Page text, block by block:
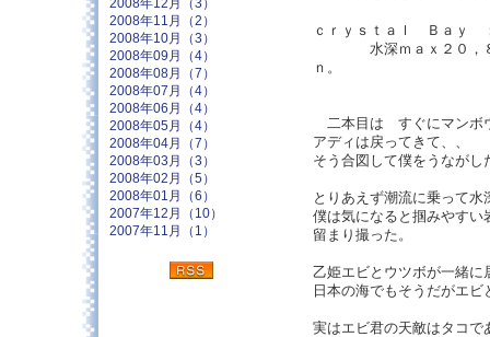
ｃｒｙｓｔａｌ Ｂａｙ
水深ｍａｘ２０，８ｍ
ｎ。
二本目は すぐにマンボ
アディは戻ってきて、、
そう合図して僕をうながし
とりあえず潮流に乗って
僕は気になると掴みやすい
留まり撮った。
乙姫エビとウツボが一緒に
日本の海でもそうだがエ
実はエビ君の天敵はタコで
2008年12月（3）
2008年11月（2）
2008年10月（3）
2008年09月（4）
2008年08月（7）
2008年07月（4）
2008年06月（4）
2008年05月（4）
2008年04月（7）
2008年03月（3）
2008年02月（5）
2008年01月（6）
2007年12月（10）
2007年11月（1）